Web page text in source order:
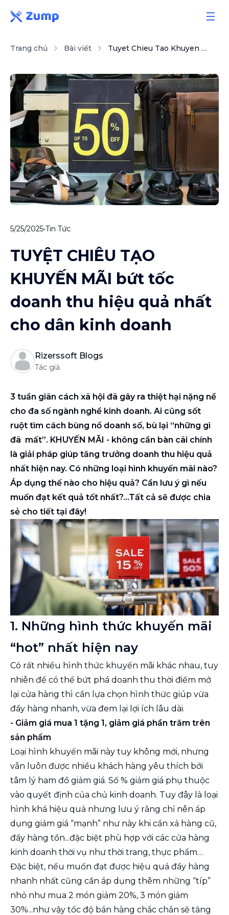
Giải pháp
Bảng giá
Sổ tay
Bài viết
Trang chủ Bài viết Tuyet Chieu Tao Khuyen Mai But Toc Doanh Thu Hieu Qua Nhat Cho Dan Kinh Doanh
5/25/2025•Tin Tức
TUYỆT CHIÊU TẠO
KHUYẾN MÃI bứt tốc
doanh thu hiệu quả nhất
cho dân kinh doanh
Rizerssoft Blogs
Tác giả
3 tuần giãn cách xã hội đã gây ra thiệt hại nặng nề
cho đa số ngành nghề kinh doanh. Ai cũng sốt
ruột tìm cách bùng nổ doanh số, bù lại “những gì
đã mất”. KHUYẾN MÃI - không cần bàn cãi chính
là giải pháp giúp tăng trưởng doanh thu hiệu quả
nhất hiện nay. Có những loại hình khuyến mãi nào?
Áp dụng thế nào cho hiệu quả? Cần lưu ý gì nếu
muốn đạt kết quả tốt nhất?...Tất cả sẽ được chia
sẻ cho tiết tại đây!
1. Những hình thức khuyến mãi
“hot” nhất hiện nay
Có rất nhiều hình thức khuyến mãi khác nhau, tuy
nhiên để có thể bứt phá doanh thu thời điểm mở
lại cửa hàng thì cần lựa chọn hình thức giúp vừa
đẩy hàng nhanh, vừa đem lại lợi ích lâu dài.
- Giảm giá mua 1 tặng 1, giảm giá phần trăm trên
sản phẩm
Loại hình khuyến mãi này tuy không mới, nhưng
vẫn luôn được nhiều khách hàng yêu thích bởi
tâm lý ham đồ giảm giá. Số % giảm giá phụ thuộc
vào quyết định của chủ kinh doanh. Tuy đây là loại
hình khá hiệu quả nhưng lưu ý rằng chỉ nên áp
dụng giảm giá “mạnh” như này khi cần xả hàng cũ,
đẩy hàng tồn...đặc biệt phù hợp với các cửa hàng
kinh doanh thời vụ như thời trang, thực phẩm…
Đặc biệt, nếu muốn đạt được hiệu quả đẩy hàng
nhanh nhất cũng cần áp dụng thêm những “típ”
nhỏ như mua 2 món giảm 20%, 3 món giảm
30%...như vậy tốc độ bán hàng chắc chắn sẽ tăng